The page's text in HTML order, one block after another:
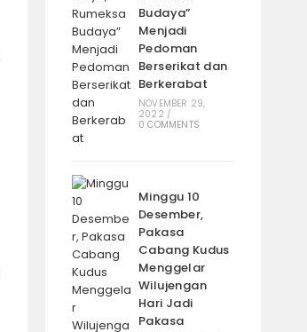
Budaya”
Menjadi
Pedoman
Berserikat dan
Berkerabat
NOVEMBER 29,
2022 /
0 COMMENTS
Minggu 10
Desember,
Pakasa
Cabang Kudus
Menggelar
Wilujengan
Hari Jadi
Pakasa